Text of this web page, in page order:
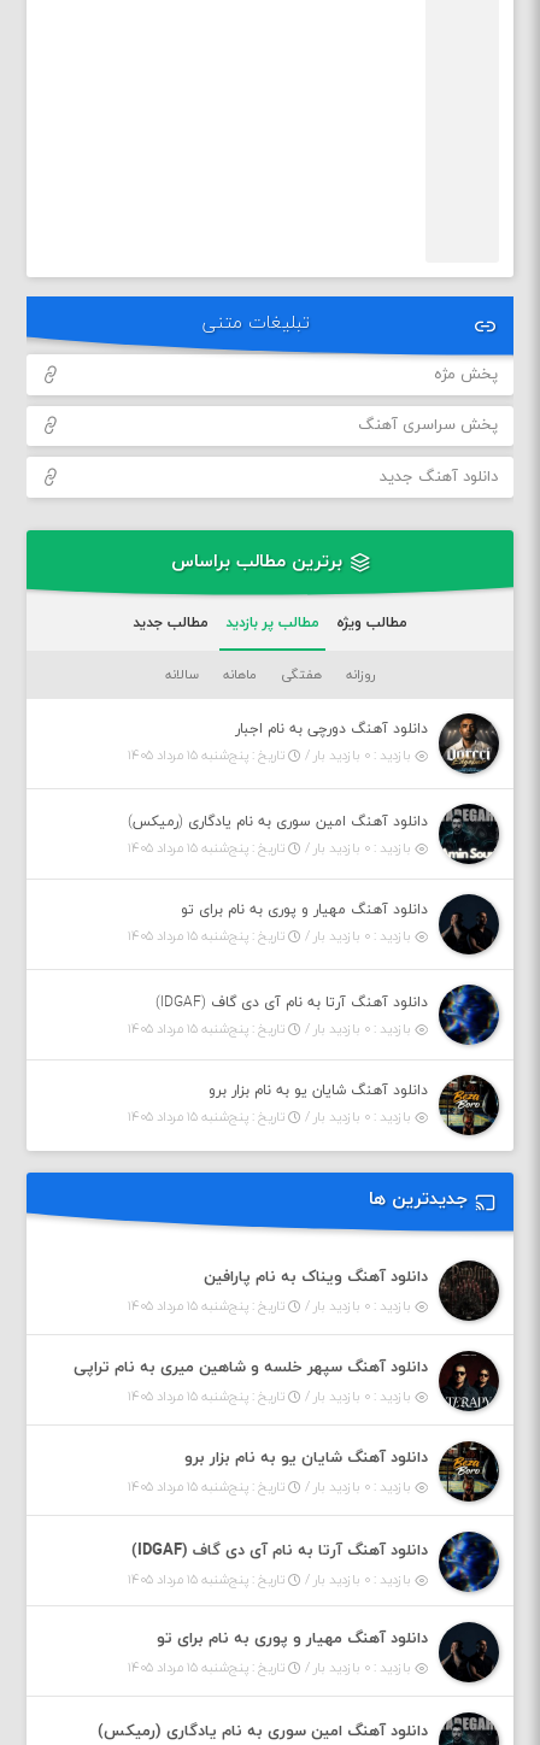
تبلیغات متنی
پخش مژه
پخش سراسری آهنگ
دانلود آهنگ جدید
برترین مطالب براساس
مطالب ویژه مطالب پر بازدید مطالب جدید
روزانه هفتگی ماهانه سالانه
دانلود آهنگ دورچی به نام اجبار
بازدید : ۰ بازدید بار /
تاریخ : پنج‌شنبه ۱۵ مرداد ۱۴۰۵
دانلود آهنگ امین سوری به نام یادگاری (رمیکس)
بازدید : ۰ بازدید بار /
تاریخ : پنج‌شنبه ۱۵ مرداد ۱۴۰۵
دانلود آهنگ مهیار و پوری به نام برای تو
بازدید : ۰ بازدید بار /
تاریخ : پنج‌شنبه ۱۵ مرداد ۱۴۰۵
دانلود آهنگ آرتا به نام آی دی گاف (IDGAF)
بازدید : ۰ بازدید بار /
تاریخ : پنج‌شنبه ۱۵ مرداد ۱۴۰۵
دانلود آهنگ شایان یو به نام بزار برو
بازدید : ۰ بازدید بار /
تاریخ : پنج‌شنبه ۱۵ مرداد ۱۴۰۵
جدیدترین ها
دانلود آهنگ ویناک به نام پارافین
بازدید : ۰ بازدید بار / تاریخ : پنج‌شنبه ۱۵ مرداد ۱۴۰۵
دانلود آهنگ سپهر خلسه و شاهین میری به نام تراپی
بازدید : ۰ بازدید بار / تاریخ : پنج‌شنبه ۱۵ مرداد ۱۴۰۵
دانلود آهنگ شایان یو به نام بزار برو
بازدید : ۰ بازدید بار / تاریخ : پنج‌شنبه ۱۵ مرداد ۱۴۰۵
دانلود آهنگ آرتا به نام آی دی گاف (IDGAF)
بازدید : ۰ بازدید بار / تاریخ : پنج‌شنبه ۱۵ مرداد ۱۴۰۵
دانلود آهنگ مهیار و پوری به نام برای تو
بازدید : ۰ بازدید بار / تاریخ : پنج‌شنبه ۱۵ مرداد ۱۴۰۵
دانلود آهنگ امین سوری به نام یادگاری (رمیکس)